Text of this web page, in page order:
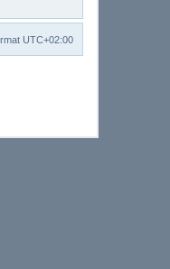
UTC+02:00